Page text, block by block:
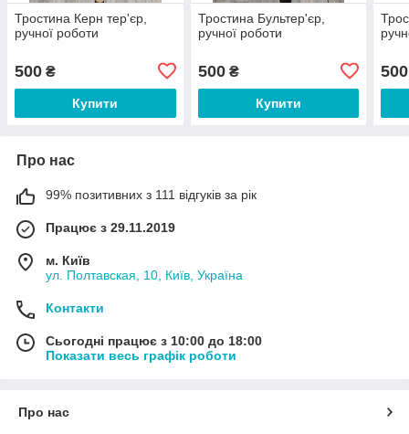
Тростина Керн тер'єр,
ручної роботи
500 ₴
Купити
Тростина Бультер'єр,
ручної роботи
500₴
Купити
500
Про нас
99% позитивних з 111 відгуків за рік
Працює з 29.11.2019
м. Київ
ул. Полтавская, 10, Київ, Україна
Контакти
Сьогодні працює з 10:00 до 18:00
Показати весь графік роботи
Про нас